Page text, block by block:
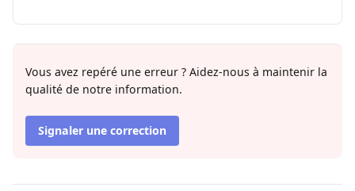
Vous avez repéré une erreur ? Aidez-nous à maintenir la
qualité de notre information.
Signaler une correction